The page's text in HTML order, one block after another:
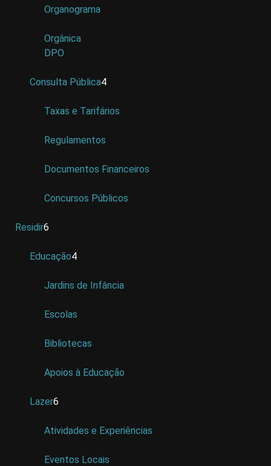
Organograma
Orgânica
DPO
Consulta Pública4
Taxas e Tarifários
Regulamentos
Documentos Financeiros
Concursos Públicos
Residir6
Educação4
Jardins de Infância
Escolas
Bibliotecas
Apoios à Educação
Lazer6
Atividades e Experiências
Eventos Locais